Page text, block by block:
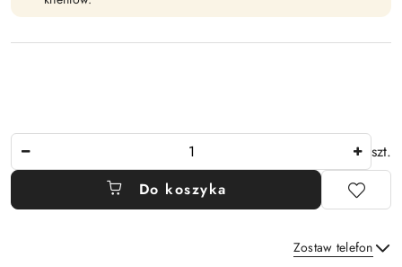
szt.
Do koszyka
Zostaw telefon